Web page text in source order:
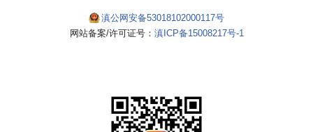
滇公网安备53018102000117号
网站备案/许可证号： 滇ICP备15008217号-1